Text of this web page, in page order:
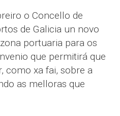
o Concello de
de Galicia un novo
portuaria para os
que permitirá que
como xa fai, sobre a
as melloras que